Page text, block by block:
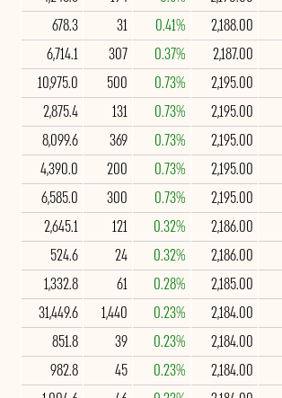
2,188.00
0.41%
31
678.3
2,187.00
0.37%
307
6,714.1
2,195.00
0.73%
500
10,975.0
2,195.00
0.73%
131
2,875.4
2,195.00
0.73%
369
8,099.6
2,195.00
0.73%
200
4,390.0
2,195.00
0.73%
300
6,585.0
2,186.00
0.32%
121
2,645.1
2,186.00
0.32%
24
524.6
2,185.00
0.28%
61
1,332.8
2,184.00
0.23%
1,440
31,449.6
2,184.00
0.23%
39
851.8
2,184.00
0.23%
45
982.8